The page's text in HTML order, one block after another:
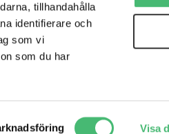
tillhandahålla
identifierare och
som vi
som du har
Visa
Vill du ha